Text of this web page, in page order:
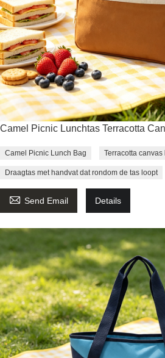
Camel Picnic Lunchtas Terracotta
Camel Picnic Lunch Bag Terracotta canvas
Draagtas met handvat dat rondom de tas loopt
 Send Email Details